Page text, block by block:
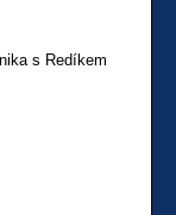
s Redíkem